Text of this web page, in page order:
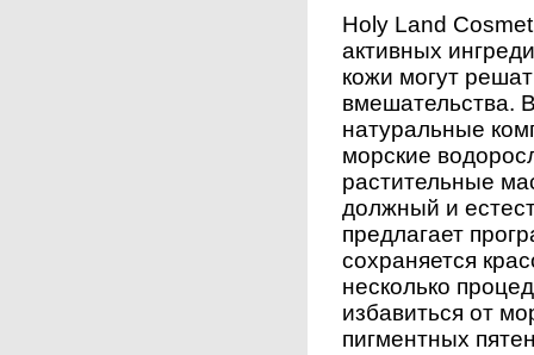
Holy Land
активных
кожи могут
вмешательства.
натуральные
морские
растительные
должный и
предлагает
сохраняется
несколько
избавиться от
пигментных